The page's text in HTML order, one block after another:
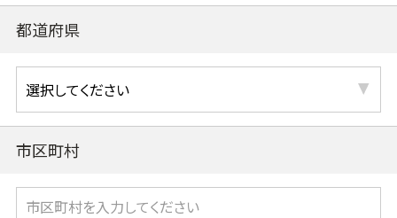
都道府県
市区町村